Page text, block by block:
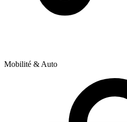
Mobilité & Auto